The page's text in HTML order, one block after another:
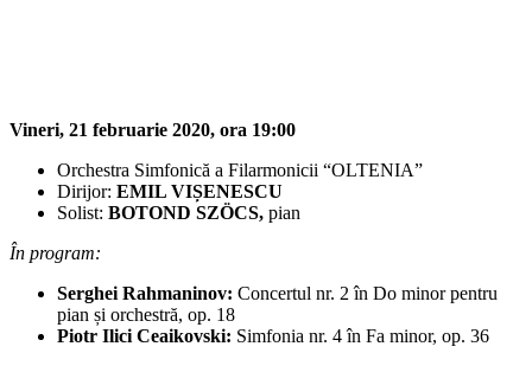
Vineri, 21 februarie 2020, ora 19:00
Orchestra Simfonică a Filarmonicii “OLTENIA”
Dirijor: EMIL VIȘENESCU
Solist: BOTOND SZÖCS, pian
În program:
Serghei Rahmaninov: Concertul nr. 2 în Do minor pentru
pian și orchestră, op. 18
Piotr Ilici Ceaikovski: Simfonia nr. 4 în Fa minor, op. 36